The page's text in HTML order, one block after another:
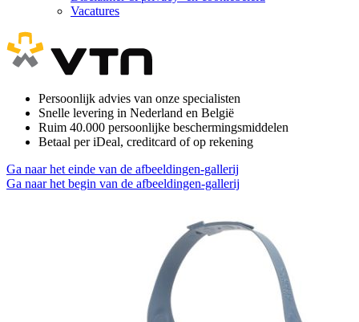
Vacatures
Persoonlijk advies van onze specialisten
Snelle levering in Nederland en België
Ruim 40.000 persoonlijke beschermingsmiddelen
Betaal per iDeal, creditcard of op rekening
Ga naar het einde van de afbeeldingen-gallerij
Ga naar het begin van de afbeeldingen-gallerij